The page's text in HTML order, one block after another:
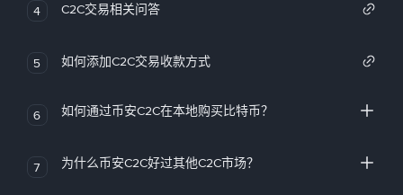
4 C2C交易相关问答
5 如何添加C2C交易收款方式
6 如何通过币安C2C在本地购买比特币？
7 为什么币安C2C好过其他C2C市场？